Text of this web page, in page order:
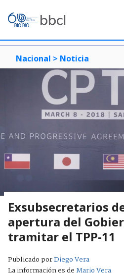
Nacional > Noticia
Exsubsecretarios
apertura del
tramitar el TPP-11
Publicado porDiego Vera
La información es deMario Vera